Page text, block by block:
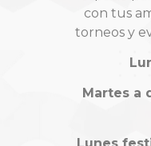
con tus
torneos y
Martes a